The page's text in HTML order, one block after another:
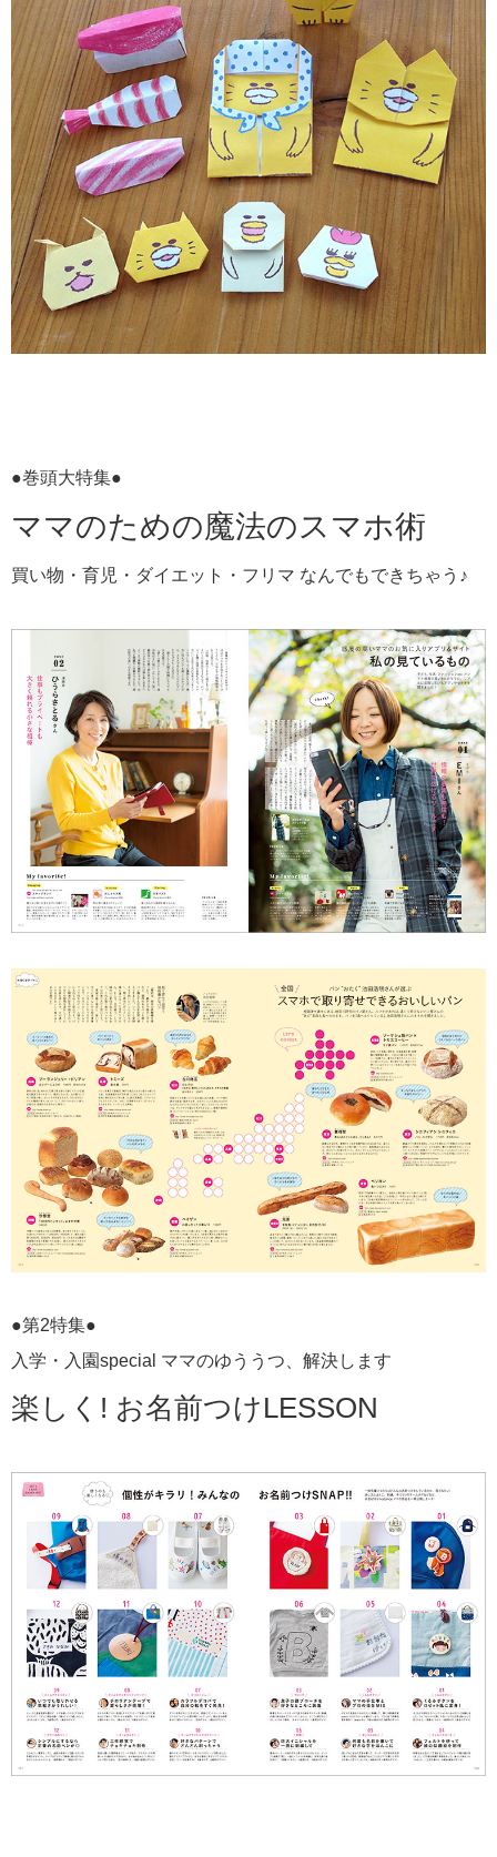
●巻頭大特集●
ママのための魔法のスマホ術
買い物・育児・ダイエット・フリマ なんでもできちゃう♪
●第2特集●
入学・入園special ママのゆううつ、解決します
楽しく! お名前つけLESSON